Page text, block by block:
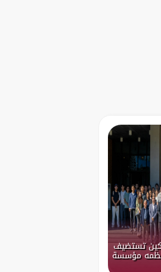
تستضيف
مؤسسة